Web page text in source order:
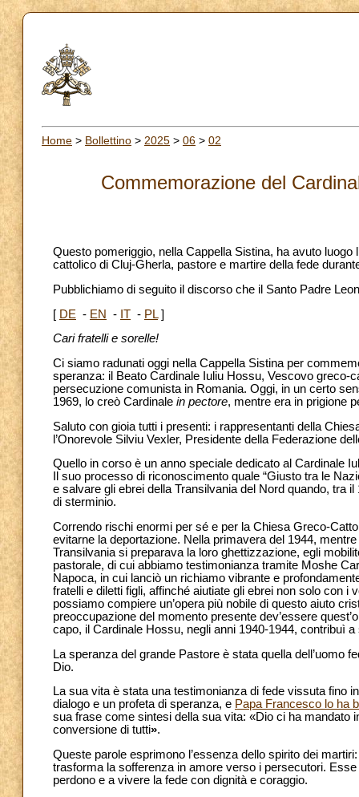
Home > Bollettino > 2025 > 06 > 02
Commemorazione del
Questo pomeriggio, nella Cappella Sistina, ha avuto
cattolico di Cluj-Gherla, pastore e martire della fede
Pubblichiamo di seguito il discorso che il Santo Padre
[ DE - EN - IT - PL]
Cari fratelli e sorelle!
Ci siamo radunati oggi nella Cappella Sistina per
speranza: il Beato Cardinale Iuliu Hossu, Vescovo greco-
persecuzione comunista in Romania. Oggi, in un certo
1969, lo creò Cardinale in pectore, mentre era in prigione
Saluto con gioia tutti i presenti: i rappresentanti della
l’Onorevole Silviu Vexler, Presidente della Federazione
Quello in corso è un anno speciale dedicato al Cardinale
Il suo processo di riconoscimento quale “Giusto tra le
e salvare gli ebrei della Transilvania del Nord quando, tra
di sterminio.
Correndo rischi enormi per sé e per la Chiesa Greco-
evitarne la deportazione. Nella primavera del 1944,
Transilvania si preparava la loro ghettizzazione, egli
pastorale, di cui abbiamo testimonianza tramite Moshe
Napoca, in cui lanciò un richiamo vibrante e
fratelli e diletti figli, affinché aiutiate gli ebrei non solo con
possiamo compiere un’opera più nobile di questo aiuto
preoccupazione del momento presente dev’essere
capo, il Cardinale Hossu, negli anni 1940-1944, contribuì
La speranza del grande Pastore è stata quella dell’uomo
Dio.
La sua vita è stata una testimonianza di fede vissuta fino
dialogo e un profeta di speranza, e Papa Francesco lo ha
sua frase come sintesi della sua vita: «Dio ci ha mandato
conversione di tutti».
Queste parole esprimono l’essenza dello spirito dei
trasforma la sofferenza in amore verso i persecutori.
perdono e a vivere la fede con dignità e coraggio.